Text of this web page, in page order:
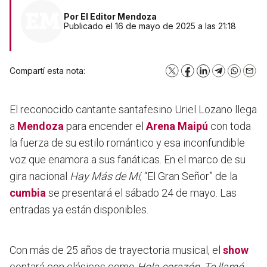
Por El Editor Mendoza
Publicado el 16 de mayo de 2025 a las 21:18
Compartí esta nota: X Facebook
LinkedInTelegram
El reconocido cantante santafesino Uriel Lozano llega
a Mendoza para encender el Arena Maipú con toda
la fuerza de su estilo romántico y esa inconfundible
voz que enamora a sus fanáticas. En el marco de su
gira nacional Hay Más de Mí, “El Gran Señor” de la
cumbia se presentará el sábado 24 de mayo. Las
entradas ya están disponibles.
Con más de 25 años de trayectoria musical, el show